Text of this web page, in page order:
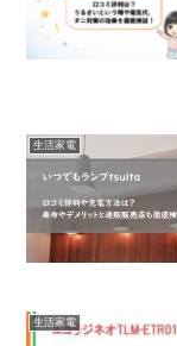
生活家電
生活家電